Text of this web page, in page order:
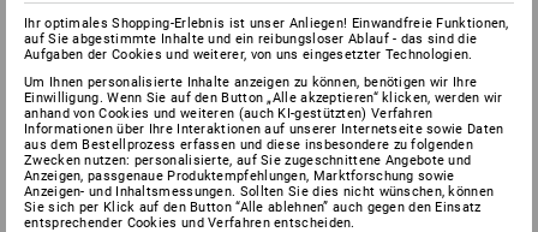
Ihr optimales Shopping-Erlebnis ist unser Anliegen! Einwandfreie Funktionen,
auf Sie abgestimmte Inhalte und ein reibungsloser Ablauf - das sind die
Aufgaben der Cookies und weiterer, von uns eingesetzter Technologien.
Um Ihnen personalisierte Inhalte anzeigen zu können, benötigen wir Ihre
Einwilligung. Wenn Sie auf den Button „Alle akzeptieren“ klicken, werden wir
anhand von Cookies und weiteren (auch KI-gestützten) Verfahren
Informationen über Ihre Interaktionen auf unserer Internetseite sowie Daten
aus dem Bestellprozess erfassen und diese insbesondere zu folgenden
Zwecken nutzen: personalisierte, auf Sie zugeschnittene Angebote und
Anzeigen, passgenaue Produktempfehlungen, Marktforschung sowie
Anzeigen- und Inhaltsmessungen. Sollten Sie dies nicht wünschen, können
Sie sich per Klick auf den Button “Alle ablehnen” auch gegen den Einsatz
entsprechender Cookies und Verfahren entscheiden.